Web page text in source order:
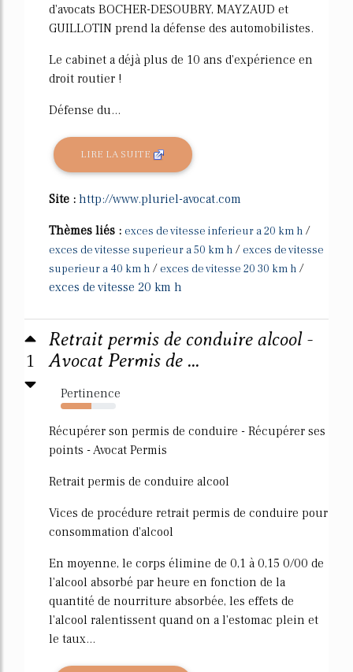
d'avocats BOCHER-DESOUBRY, MAYZAUD et
GUILLOTIN prend la défense des automobilistes.
Le cabinet a déjà plus de 10 ans d'expérience en
droit routier !
Défense du...
LIRE LA SUITE
Site : http://www.pluriel-avocat.com
Thèmes liés : exces de vitesse inferieur a 20 km h /
exces de vitesse superieur a 50 km h / exces de vitesse
superieur a 40 km h / exces de vitesse 20 30 km h /
exces de vitesse 20 km h
1
Retrait permis de conduire alcool -
Avocat Permis de ...
Pertinence
56%
Récupérer son permis de conduire - Récupérer ses
points - Avocat Permis
Retrait permis de conduire alcool
Vices de procédure retrait permis de conduire pour
consommation d'alcool
En moyenne, le corps élimine de 0,1 à 0,15 0/00 de
l'alcool absorbé par heure en fonction de la
quantité de nourriture absorbée, les effets de
l'alcool ralentissent quand on a l'estomac plein et
le taux...